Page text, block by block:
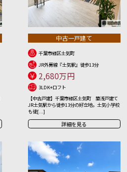
中古一戸建て
千葉市緑区土気町
JR外房線『土気駅』徒歩13分
2,680万円
3LDK+ロフト
【中古戸建】千葉市緑区土気町 築浅戸建て
JR土気駅から徒歩13分の好立地。土気小学校
も徒[...]
詳細を見る